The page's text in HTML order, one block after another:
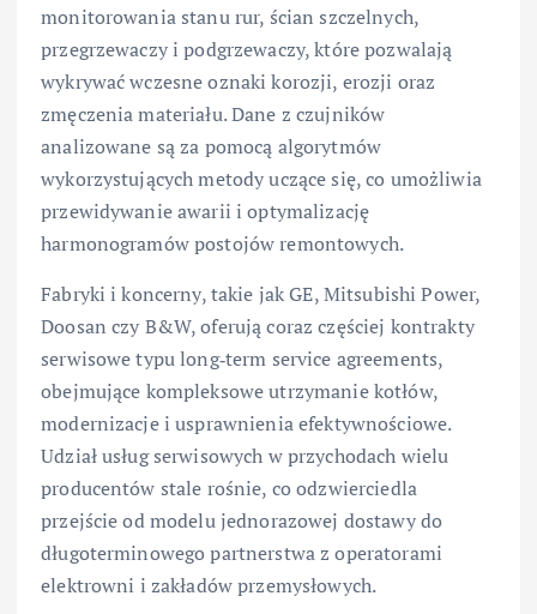
monitorowania stanu rur, ścian szczelnych,
przegrzewaczy i podgrzewaczy, które pozwalają
wykrywać wczesne oznaki korozji, erozji oraz
zmęczenia materiału. Dane z czujników
analizowane są za pomocą algorytmów
wykorzystujących metody uczące się, co umożliwia
przewidywanie awarii i optymalizację
harmonogramów postojów remontowych.
Fabryki i koncerny, takie jak GE, Mitsubishi Power,
Doosan czy B&W, oferują coraz częściej kontrakty
serwisowe typu long‑term service agreements,
obejmujące kompleksowe utrzymanie kotłów,
modernizacje i usprawnienia efektywnościowe.
Udział usług serwisowych w przychodach wielu
producentów stale rośnie, co odzwierciedla
przejście od modelu jednorazowej dostawy do
długoterminowego partnerstwa z operatorami
elektrowni i zakładów przemysłowych.